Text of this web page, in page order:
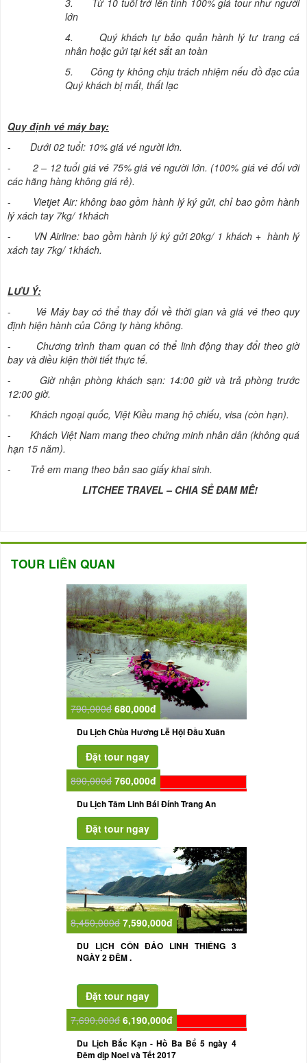
lớn
4. Quý khách tự bảo quản hành lý tư trang cá
nhân hoặc gửi tại két sắt an toàn
5. Công ty không chịu trách nhiệm nếu đồ đạc của
Quý khách bị mất, thất lạc
Quy định vé máy bay:
- Dưới 02 tuổi: 10% giá vé người lớn.
- 2 – 12 tuổi giá vé 75% giá vé người lớn. (100% giá vé đối với
các hãng hàng không giá rẻ).
- Vietjet Air: không bao gồm hành lý ký gửi, chỉ bao gồm hành
lý xách tay 7kg/ 1khách
- VN Airline: bao gồm hành lý ký gửi 20kg/ 1 khách + hành lý
xách tay 7kg/ 1khách.
LƯU Ý:
- Vé Máy bay có thể thay đổi về thời gian và giá vé theo quy
định hiện hành của Công ty hàng không.
- Chương trình tham quan có thể linh động thay đổi theo giờ
bay và điều kiện thời tiết thực tế.
- Giờ nhận phòng khách sạn: 14:00 giờ và trả phòng trước
12:00 giờ.
- Khách ngoại quốc, Việt Kiều mang hộ chiếu, visa (còn hạn).
- Khách Việt Nam mang theo chứng minh nhân dân (không quá
hạn 15 năm).
- Trẻ em mang theo bản sao giấy khai sinh.
LITCHEE TRAVEL – CHIA SẺ ĐAM MÊ!
TOUR LIÊN QUAN
790,000đ 680,000đ
Du Lịch Chùa Hương Lễ Hội Đầu Xuân
890,000đ 760,000đ
Du Lịch Tâm Linh Bái Đính Trang An
8,450,000đ 7,590,000đ
DU LỊCH CÔN ĐẢO LINH THIÊNG 3
NGÀY 2 ĐÊM .
7,690,000đ 6,190,000đ
Du Lịch Bắc Kạn - Hồ Ba Bể 5 ngày 4
Đêm dịp Noel và Tết 2017